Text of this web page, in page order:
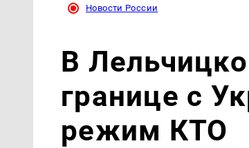
Новости России
В
границе с
режим КТО